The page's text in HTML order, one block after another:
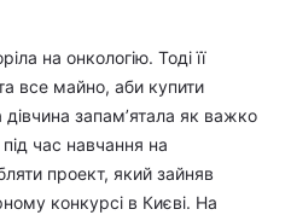
на онкологію. Тоді її
все майно, аби купити
дівчина запам’ятала як важко
час навчання на
проект, який зайняв
конкурсі в Києві. На